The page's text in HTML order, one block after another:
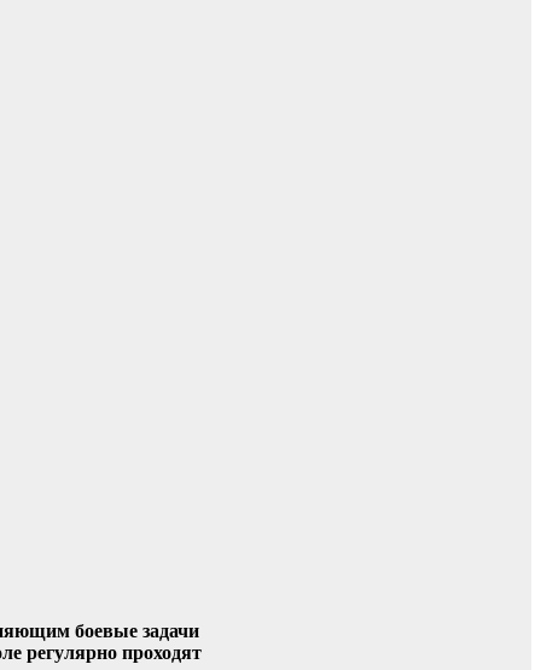
боевые задачи
регулярно проходят